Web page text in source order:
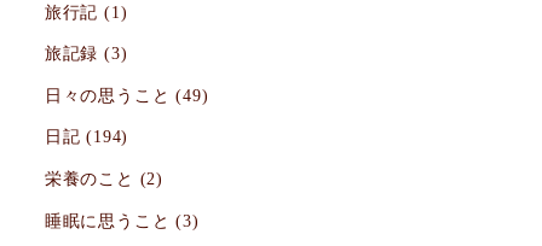
旅行記 (1)
旅記録 (3)
日々の思うこと (49)
日記 (194)
栄養のこと (2)
睡眠に思うこと (3)